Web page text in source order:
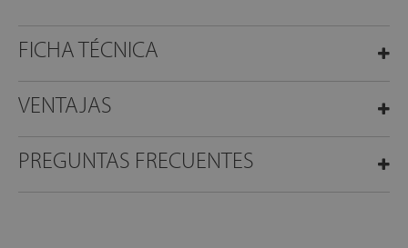
FICHA TÉCNICA
VENTAJAS
PREGUNTAS FRECUENTES